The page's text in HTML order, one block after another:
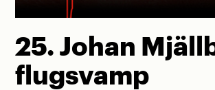
25. Johan
flugsvamp